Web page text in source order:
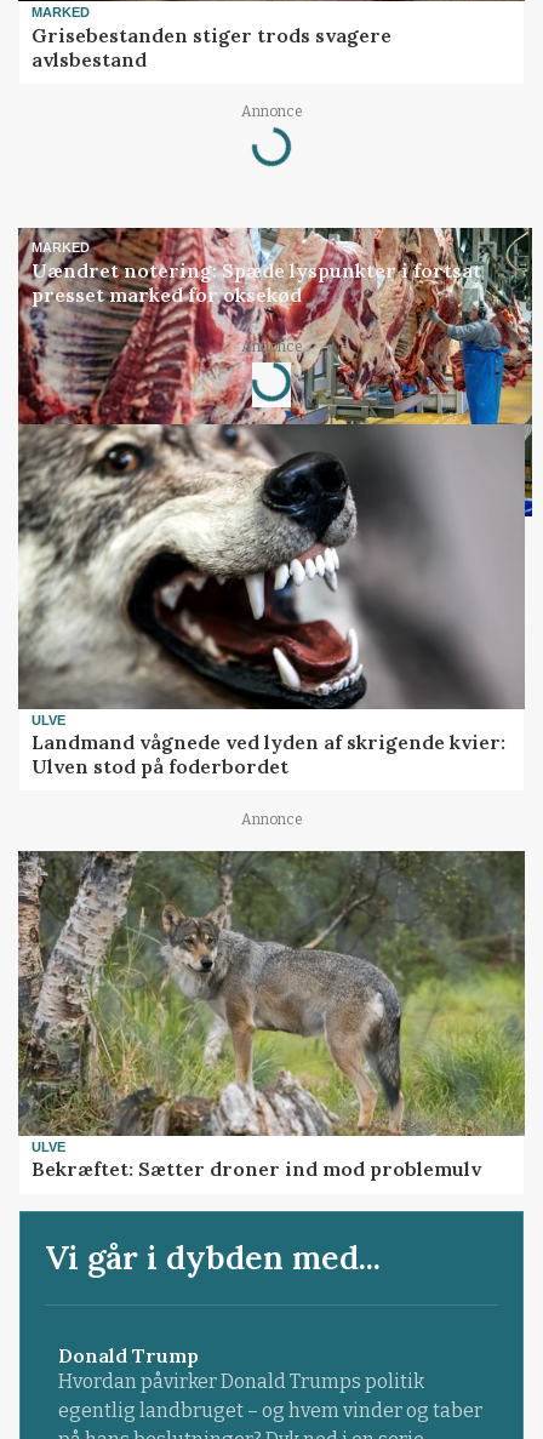
MARKED
Grisebestanden stiger trods svagere
avlsbestand
Annonce
Loading...
MARKED
Uændret notering: Spæde lyspunkter i fortsat
presset marked for oksekød
Annonce
Loading...
ULVE
Landmand vågnede ved lyden af skrigende kvier:
Ulven stod på foderbordet
Annonce
ULVE
Bekræftet: Sætter droner ind mod problemulv
Vi går i dybden med...
Donald Trump
Hvordan påvirker Donald Trumps politik
egentlig landbruget – og hvem vinder og taber